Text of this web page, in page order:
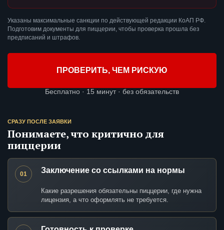
Указаны максимальные санкции по действующей редакции КоАП РФ.
Подготовим документы для пиццерии, чтобы проверка прошла без
предписаний и штрафов.
ПРОВЕРИТЬ, ЧЕМ РИСКУЮ
Бесплатно · 15 минут · без обязательств
СРАЗУ ПОСЛЕ ЗАЯВКИ
Понимаете, что критично для
пиццерии
01 Заключение со ссылками на нормы
Какие разрешения обязательны пиццерии, где нужна
лицензия, а что оформлять не требуется.